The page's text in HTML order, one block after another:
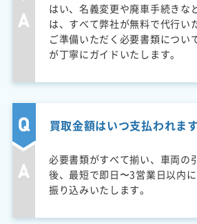
はい、名義変更や廃車手続きな
は、すべて弊社が無料で代行い
ご準備いただく必要書類につい
が丁寧にガイドいたします。
買取金額はいつ支払われま
必要書類がすべて揃い、車両の
後、最短で即日〜3営業日以内
振り込みいたします。